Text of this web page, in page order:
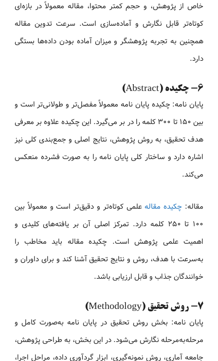
خاص از پژوهش، و حجم کمتر محتوا، مقاله معمولاً در بازه‌ای
کوتاه‌تر قابل نگارش و آماده‌سازی است. سرعت تدوین مقاله
همچنین به تجربه پژوهشگر و میزان آماده بودن داده‌ها بستگی
دارد.
6- چکیده (Abstract)
پایان نامه: چکیده پایان نامه معمولاً مفصل‌تر و طولانی‌تر است و
بین ۱۵۰ تا ۳۰۰ کلمه را در بر می‌گیرد. این چکیده علاوه بر معرفی
هدف تحقیق، به روش پژوهش، نتایج اصلی و جمع‌بندی کلی نیز
اشاره دارد و ساختار کلی پایان نامه را به صورت فشرده منعکس
می‌کند.
مقاله: چکیده مقاله علمی کوتاه‌تر و دقیق‌تر است و معمولاً بین
۱۰۰ تا ۲۵۰ کلمه دارد. تمرکز اصلی آن بر یافته‌های کلیدی و
اهمیت علمی پژوهش است. چکیده مقاله باید مخاطب را
به‌سرعت با هدف، روش و نتایج تحقیق آشنا کند و برای داوران و
خوانندگان جذاب و قابل ارزیابی باشد.
7- روش تحقیق (Methodology)
پایان نامه: بخش روش تحقیق در پایان نامه به‌صورت کامل و
مرحله‌به‌مرحله نگارش می‌شود. در این بخش، به طراحی پژوهش،
جامعه آماری، روش نمونه‌گیری، ابزار گردآوری داده، مراحل اجرا،